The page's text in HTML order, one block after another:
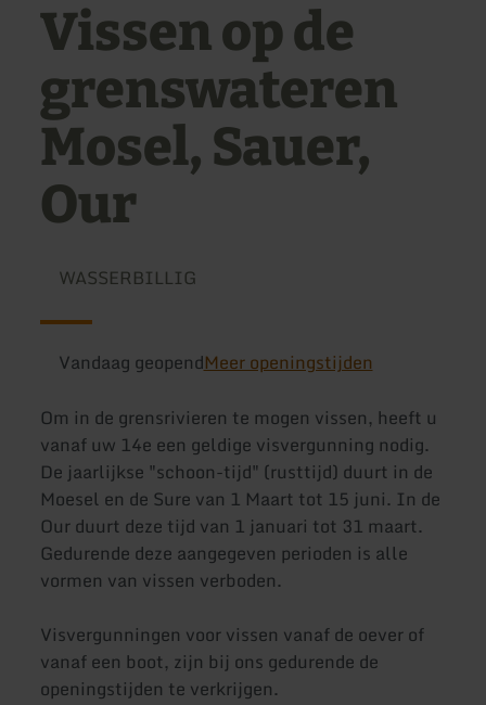
Vissen op de
grenswateren
Mosel, Sauer,
Our
WASSERBILLIG
Vandaag geopendMeer openingstijden
Om in de grensrivieren te mogen vissen, heeft u
vanaf uw 14e een geldige visvergunning nodig.
De jaarlijkse "schoon-tijd" (rusttijd) duurt in de
Moesel en de Sure van 1 Maart tot 15 juni. In de
Our duurt deze tijd van 1 januari tot 31 maart.
Gedurende deze aangegeven perioden is alle
vormen van vissen verboden.
Visvergunningen voor vissen vanaf de oever of
vanaf een boot, zijn bij ons gedurende de
openingstijden te verkrijgen.